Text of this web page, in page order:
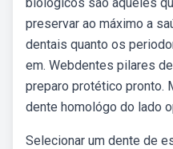
preservar ao máximo a
dentais quanto os
em. Webdentes pilares
preparo protético pronto.
dente homológo do lado
Selecionar um dente de